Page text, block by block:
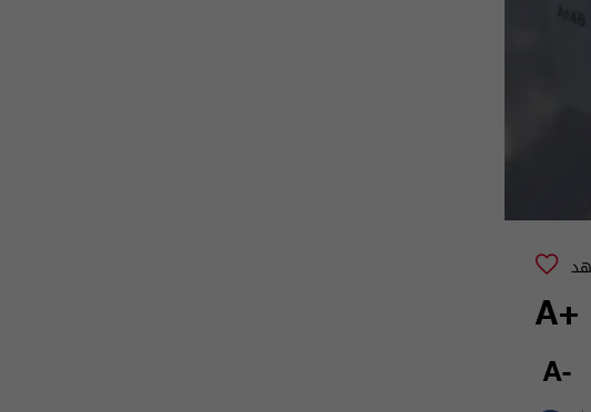
+A
-A